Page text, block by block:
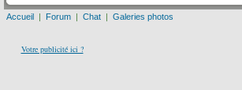
Accueil | Forum | Chat | Galeries photos
Votre publicité ici ?